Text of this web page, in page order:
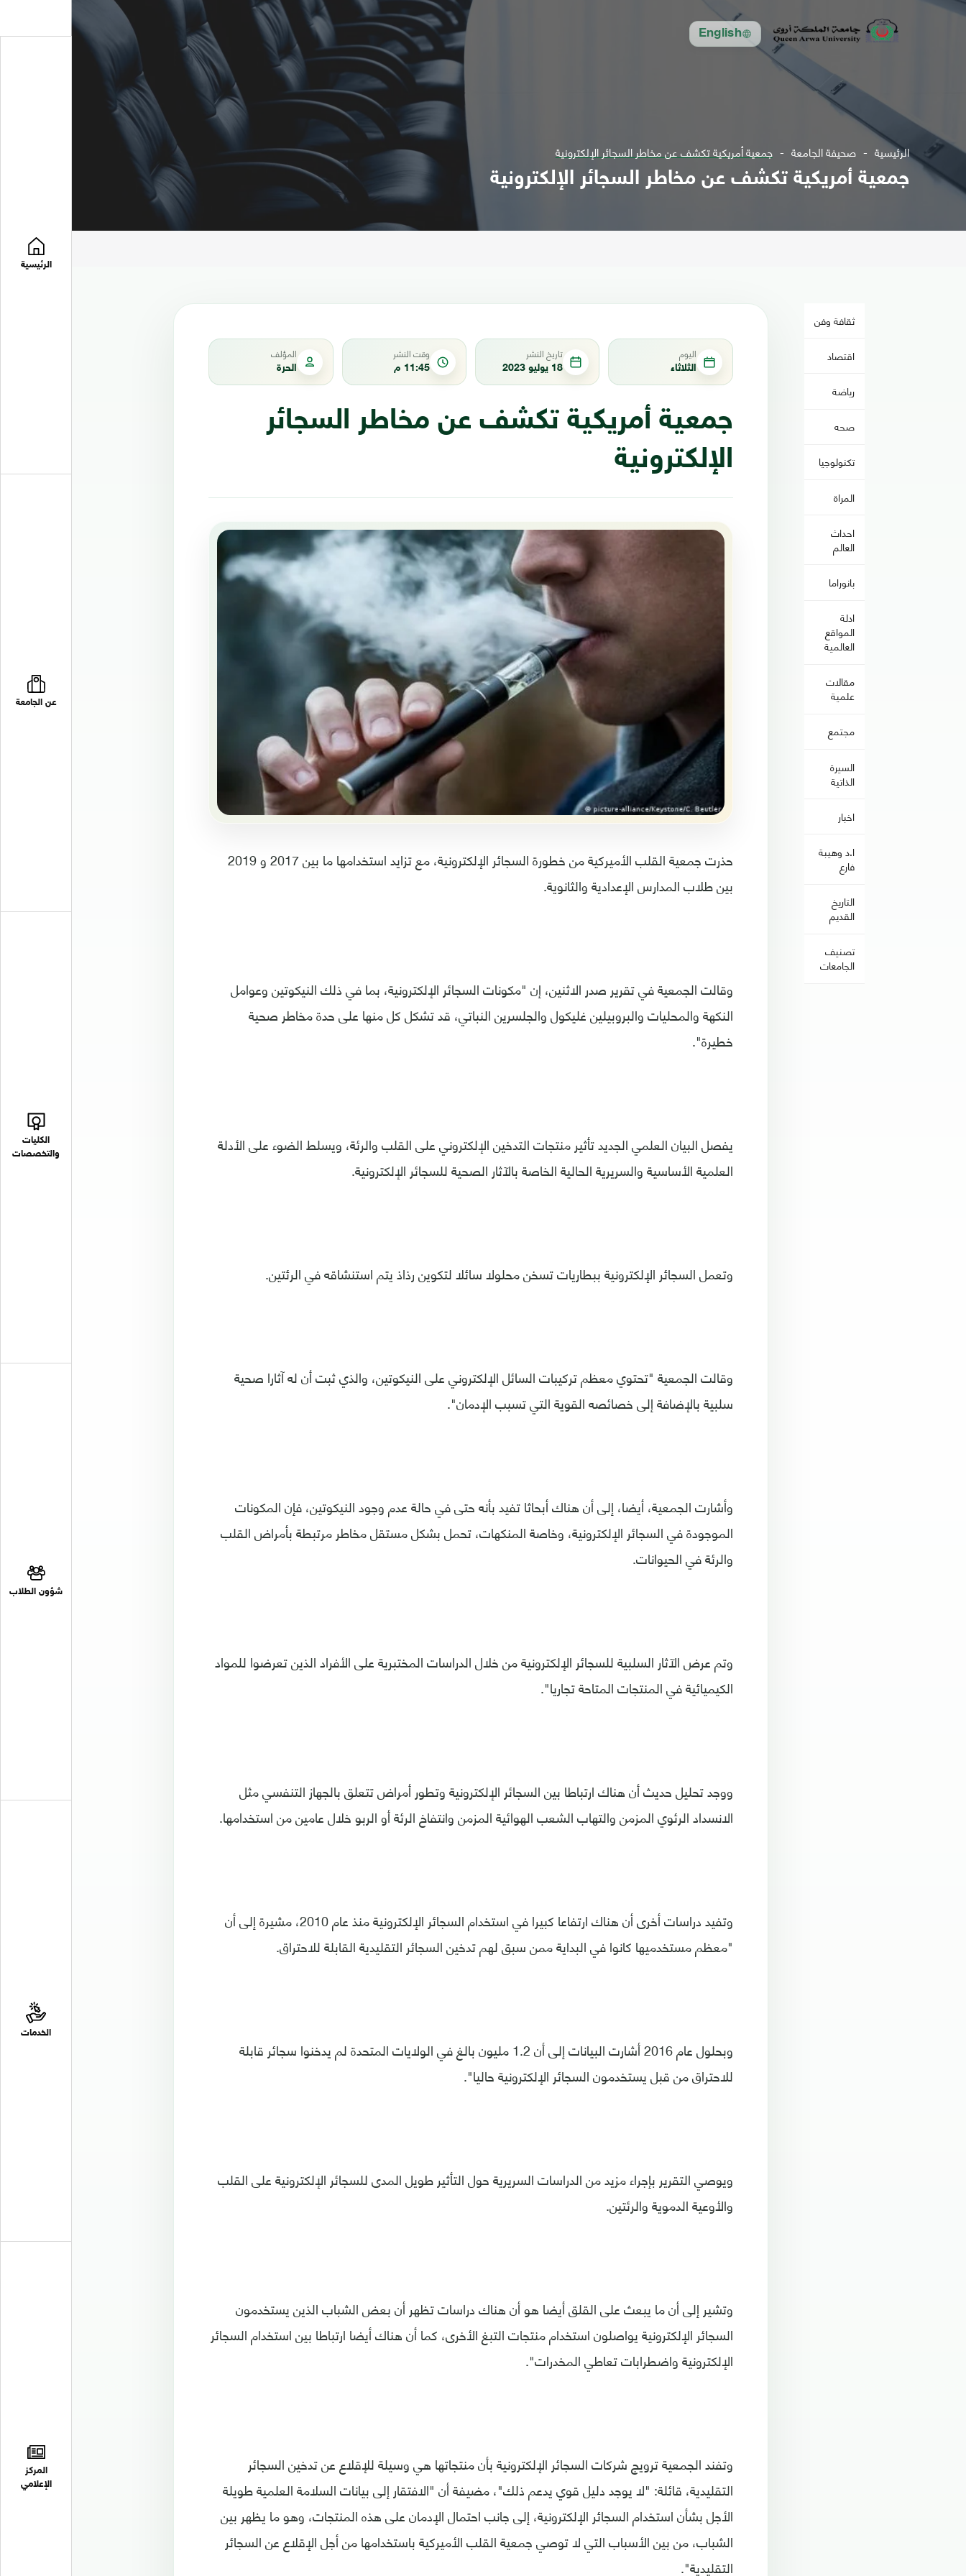
English
الرئيسية
عن الجامعة
الكليات
والتخصصات
شؤون الطلاب
الخدمات
المركز
الإعلامي
الرئيسية صحيفة الجامعة جمعية أمريكية تكشف عن مخاطر السجائر الإلكترونية
جمعية أمريكية تكشف عن مخاطر السجائر الإلكترونية
ثقافة وفن
اقتصاد
رياضة
صحه
تكنولوجيا
المراة
احداث
العالم
بانوراما
ادلة
المواقع
العالمية
مقالات
علمية
مجتمع
السيرة
الذاتية
اخبار
ا.د وهيبة
فارع
التاريخ
القديم
تصنيف
الجامعات
اليوم
الثلاثاء
تاريخ النشر
18 يوليو 2023
وقت النشر
11:45 م
المؤلف
الحرة
جمعية أمريكية تكشف عن مخاطر السجائر
الإلكترونية
حذرت جمعية القلب الأميركية من خطورة السجائر الإلكترونية، مع تزايد استخدامها ما بين 2017 و 2019
بين طلاب المدارس الإعدادية والثانوية.
وقالت الجمعية في تقرير صدر الاثنين، إن "مكونات السجائر الإلكترونية، بما في ذلك النيكوتين وعوامل
النكهة والمحليات والبروبيلين غليكول والجلسرين النباتي، قد تشكل كل منها على حدة مخاطر صحية
خطيرة".
يفصل البيان العلمي الجديد تأثير منتجات التدخين الإلكتروني على القلب والرئة، ويسلط الضوء على الأدلة
العلمية الأساسية والسريرية الحالية الخاصة بالآثار الصحية للسجائر الإلكترونية.
وتعمل السجائر الإلكترونية ببطاريات تسخن محلولا سائلا لتكوين رذاذ يتم استنشاقه في الرئتين.
وقالت الجمعية "تحتوي معظم تركيبات السائل الإلكتروني على النيكوتين، والذي ثبت أن له آثارا صحية
سلبية بالإضافة إلى خصائصه القوية التي تسبب الإدمان".
وأشارت الجمعية، أيضا، إلى أن هناك أبحاثا تفيد بأنه حتى في حالة عدم وجود النيكوتين، فإن المكونات
الموجودة في السجائر الإلكترونية، وخاصة المنكهات، تحمل بشكل مستقل مخاطر مرتبطة بأمراض القلب
والرئة في الحيوانات.
وتم عرض الآثار السلبية للسجائر الإلكترونية من خلال الدراسات المختبرية على الأفراد الذين تعرضوا للمواد
الكيميائية في المنتجات المتاحة تجاريا".
ووجد تحليل حديث أن هناك ارتباطا بين السجائر الإلكترونية وتطور أمراض تتعلق بالجهاز التنفسي مثل
الانسداد الرئوي المزمن والتهاب الشعب الهوائية المزمن وانتفاخ الرئة أو الربو خلال عامين من استخدامها.
وتفيد دراسات أخرى أن هناك ارتفاعا كبيرا في استخدام السجائر الإلكترونية منذ عام 2010، مشيرة إلى أن
"معظم مستخدميها كانوا في البداية ممن سبق لهم تدخين السجائر التقليدية القابلة للاحتراق.
وبحلول عام 2016 أشارت البيانات إلى أن 1.2 مليون بالغ في الولايات المتحدة لم يدخنوا سجائر قابلة
للاحتراق من قبل يستخدمون السجائر الإلكترونية حاليا".
ويوصي التقرير بإجراء مزيد من الدراسات السريرية حول التأثير طويل المدى للسجائر الإلكترونية على القلب
والأوعية الدموية والرئتين.
وتشير إلى أن ما يبعث على القلق أيضا هو أن هناك دراسات تظهر أن بعض الشباب الذين يستخدمون
السجائر الإلكترونية يواصلون استخدام منتجات التبغ الأخرى، كما أن هناك أيضا ارتباطا بين استخدام السجائر
الإلكترونية واضطرابات تعاطي المخدرات".
وتفند الجمعية ترويج شركات السجائر الإلكترونية بأن منتجاتها هي وسيلة للإقلاع عن تدخين السجائر
التقليدية، قائلة: "لا يوجد دليل قوي يدعم ذلك"، مضيفة أن "الافتقار إلى بيانات السلامة العلمية طويلة
الأجل بشأن استخدام السجائر الإلكترونية، إلى جانب احتمال الإدمان على هذه المنتجات، وهو ما يظهر بين
الشباب، من بين الأسباب التي لا توصي جمعية القلب الأميركية باستخدامها من أجل الإقلاع عن السجائر
التقليدية".